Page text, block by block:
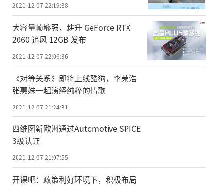
2021-12-07 22:19:38
大容量帧够强，耕升 GeForce RTX
2060 追风 12GB 发布
2021-12-07 22:06:36
《对等关系》即将上线酷狗，李荣浩
张惠妹一起演绎纯粹的情歌
2021-12-07 21:24:31
四维图新欧洲通过Automotive SPICE
3级认证
2021-12-07 21:07:55
开课吧：政策利好环境下，积极布局